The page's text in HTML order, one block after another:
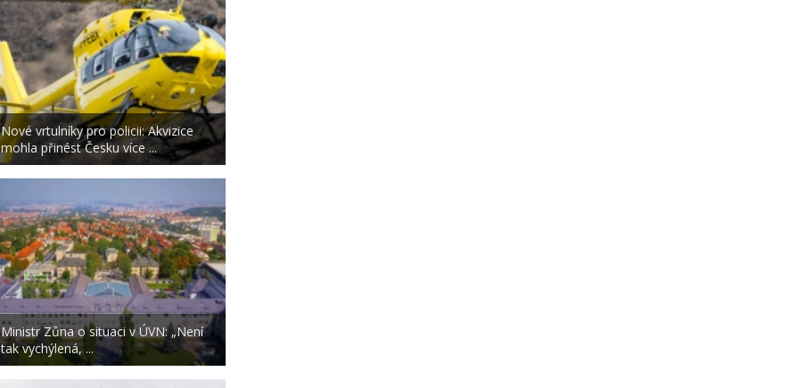
Nové vrtulníky pro policii: Akvizice
mohla přinést Česku více ...
Ministr Zůna o situaci v ÚVN: „Není
tak vychýlená, ...